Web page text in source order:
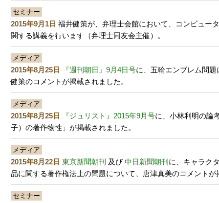
セミナー
2015年9月1日 福井健策が、弁理士会館において、コンピュー
関する講義を行います（弁理士同友会主催）。
メディア
2015年8月25日 『週刊朝日』9月4日号に、五輪エンブレム問
健策のコメントが掲載されました。
メディア
2015年8月25日 『ジュリスト』2015年9月号に、小林利明の論
子）の著作物性」が掲載されました。
メディア
2015年8月22日 東京新聞朝刊 及び中日新聞朝刊 に、キャラク
品に関する著作権法上の問題について、唐津真美のコメントが
セミナー